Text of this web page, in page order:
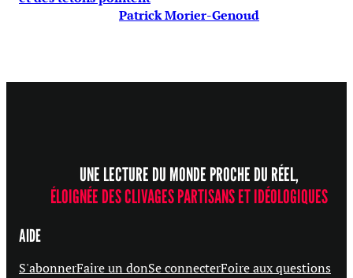
Patrick Morier-Genoud
UNE LECTURE DU MONDE PROCHE DU RÉEL,
ÉLOIGNÉE DES CLIVAGES PARTISANS ET IDÉOLOGIQUES
AIDE
S'abonnerFaire un donSe connecterFoire aux questions